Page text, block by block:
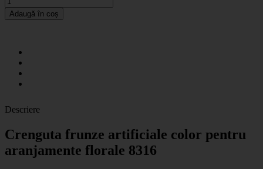
Adaugă în coș
Descriere
Crenguta frunze artificiale color pentru
aranjamente florale 8316